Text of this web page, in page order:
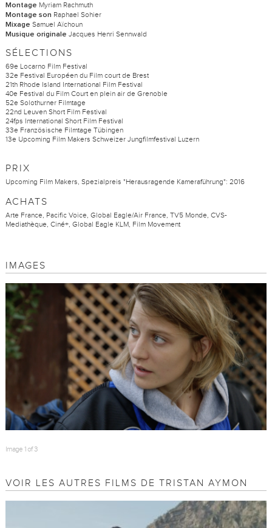
Montage Myriam Rachmuth
Montage son Raphael Sohier
Mixage Samuel Aïchoun
Musique originale Jacques Henri Sennwald
SÉLECTIONS
69e Locarno Film Festival
32e Festival Européen du Film court de Brest
21th Rhode Island International Film Festival
40e Festival du Film Court en plein air de Grenoble
52e Solothurner Filmtage
22nd Leuven Short Film Festival
24fps International Short Film Festival
33e Französische Filmtage Tübingen
13e Upcoming Film Makers Schweizer Jungfilmfestival Luzern
PRIX
Upcoming Film Makers, Spezialpreis "Herausragende Kameraführung": 2016
ACHATS
Arte France, Pacific Voice, Global Eagle/Air France, TV5 Monde, CVS-
Mediathèque, Ciné+, Global Eagle KLM, Film Movement
IMAGES
Image 1 of 3
VOIR LES AUTRES FILMS DE TRISTAN AYMON